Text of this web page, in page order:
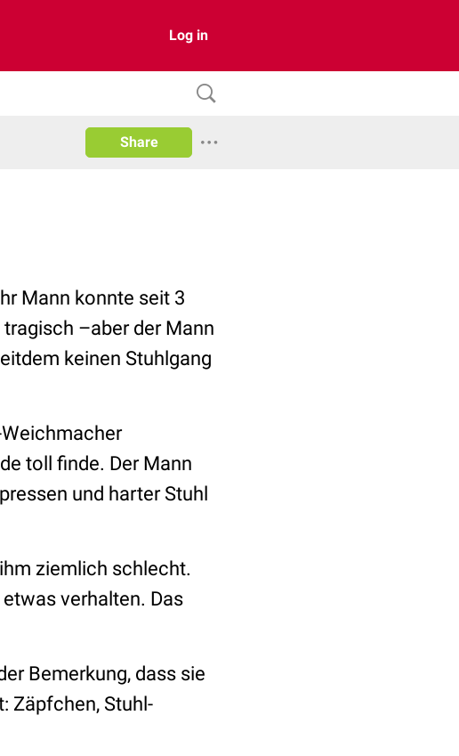
Log in
Share
Mann konnte seit 3
–aber der Mann
keinen Stuhlgang
toll finde. Der Mann
und harter Stuhl
ziemlich schlecht.
verhalten. Das
Bemerkung, dass sie
Zäpfchen, Stuhl-